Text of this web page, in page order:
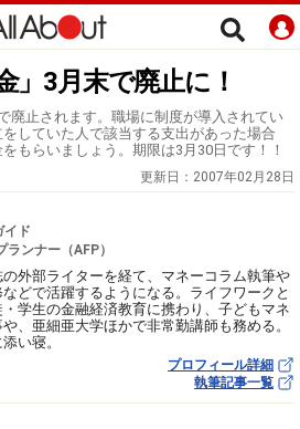
」3月末で廃止に！
廃止されます。職場に制度が導入されてい
していた人で該当する支出があった場合
もらいましょう。期限は3月30日です！！
更新日： 2007年02月28日
イド
ンナー（AFP）
外部ライターを経て、マネーコラム執筆や
どで活躍するようになる。ライフワークと
学生の金融経済教育に携わり、子どもマネ
、亜細亜大学ほかで非常勤講師も務める。
い寝。
プロフィール詳細
執筆記事一覧